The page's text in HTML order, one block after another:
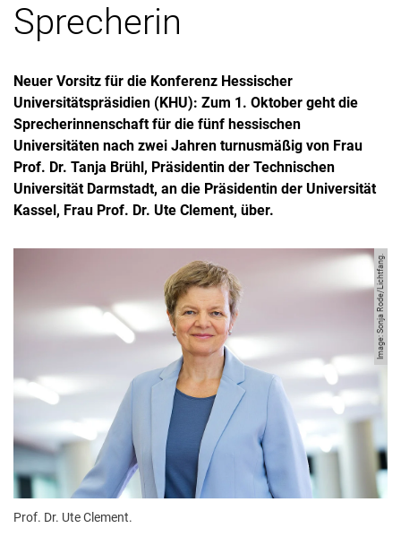
Sprecherin
Neuer Vorsitz für die Konferenz Hessischer
Universitätspräsidien (KHU): Zum 1. Oktober geht die
Sprecherinnenschaft für die fünf hessischen
Universitäten nach zwei Jahren turnusmäßig von Frau
Prof. Dr. Tanja Brühl, Präsidentin der Technischen
Universität Darmstadt, an die Präsidentin der Universität
Kassel, Frau Prof. Dr. Ute Clement, über.
Image: Sonja Rode/Lichtfang.
Prof. Dr. Ute Clement.